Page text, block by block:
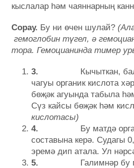
кыслалар һәм чаяннарның
Сорау. Бу ни өчен шулай?
гемоглобин түгел, ә
тора. Гемоцианинда тимер
3. Кычыткан,
чагуы органик кислота
бөҗәк агуында табыла
Сүз кайсы бөҗәк һәм
кислотасы)
4. Бу матдә
составына керә. Судагы
эремә дип атала. Ул
5. Галимнәр бу